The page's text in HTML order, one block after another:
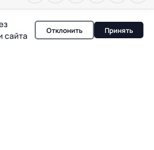
трудовыми договорами
Работница
para Ancianos de
сайта
Отклонить Принять